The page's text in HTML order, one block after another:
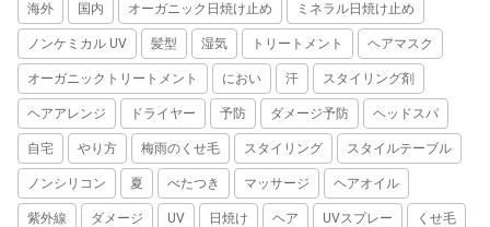
海外 国内 オーガニック日焼け止め ミネラル日焼け止め
ノンケミカル UV 髪型 湿気 トリートメント ヘアマスク
オーガニックトリートメント におい 汗 スタイリング剤
ヘアアレンジ ドライヤー 予防 ダメージ予防 ヘッドスパ
自宅 やり方 梅雨のくせ毛 スタイリング スタイルテーブル
ノンシリコン 夏 べたつき マッサージ ヘアオイル
紫外線 ダメージ UV 日焼け ヘア UVスプレー くせ毛